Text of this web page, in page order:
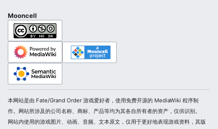
Mooncell
本网站是由 Fate/Grand Order 游戏爱好者，使用免费开源的 MediaWiki 程序制
作。网站所涉及的公司名称、商标、产品等均为其各自所有者的资产，仅供识别。
网站内使用的游戏图片、动画、音频、文本原文，仅用于更好地表现游戏资料，其版